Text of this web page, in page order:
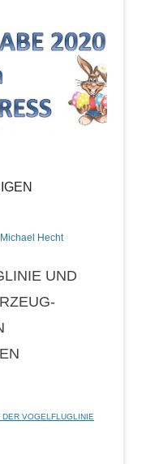
Michael Hecht
UND
VOGELFLUGLINIE